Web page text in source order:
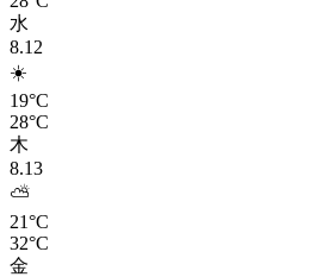
水
8.12
☀️
19°C
28°C
木
8.13
⛅
21°C
32°C
金